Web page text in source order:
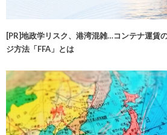
[PR]地政学リスク、港湾混雑…コンテナ運賃
ジ方法「FFA」とは